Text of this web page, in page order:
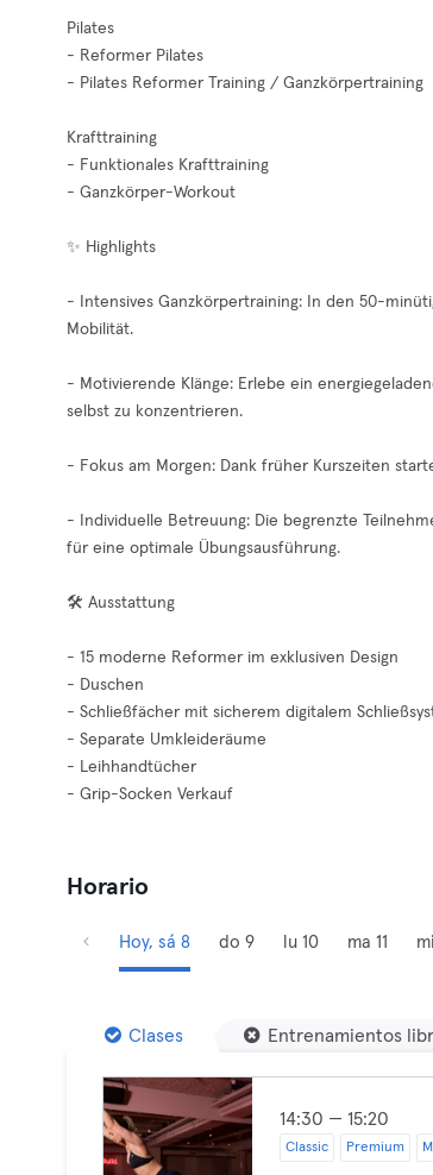
Pilates
- Reformer Pilates
- Pilates Reformer Training / Ganzkörpertraining
Krafttraining
- Funktionales Krafttraining
- Ganzkörper-Workout
✨ Highlights
- Intensives Ganzkörpertraining: In den 50-
Mobilität.
- Motivierende Klänge: Erlebe ein
selbst zu konzentrieren.
- Fokus am Morgen: Dank früher Kurszeiten
- Individuelle Betreuung: Die begrenzte
für eine optimale Übungsausführung.
🛠️ Ausstattung
- 15 moderne Reformer im exklusiven Design
- Duschen
- Schließfächer mit sicherem digitalem
- Separate Umkleideräume
- Leihhandtücher
- Grip-Socken Verkauf
Horario
Hoy, sá 8 do 9 lu 10 ma 11
Clases Entrenamientos
14:30 — 15:20
Classic Premium